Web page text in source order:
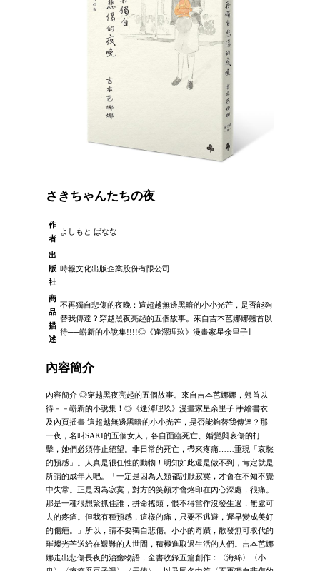
さきちゃんたちの夜
作
者
よしもと ばなな
出
版
社
時報文化出版企業股份有限公司
商
品
描
述
不再獨自悲傷的夜晚：這超越無邊黑暗的小小光芒，是否能夠
替我傳達？穿越黑夜亮起的五個故事。來自吉本芭娜娜翹首以
待──嶄新的小說集!!!!◎《逢澤理玖》漫畫家星余里子∣
內容簡介
內容簡介 ◎穿越黑夜亮起的五個故事。來自吉本芭娜娜，翹首以
待－－嶄新的小說集！◎《逢澤理玖》漫畫家星余里子∣手繪書衣
及內頁插畫 這超越無邊黑暗的小小光芒，是否能夠替我傳達？那
一夜，名叫SAKI的五個女人，各自面臨死亡、婚變與哀傷的打
擊，她們必須停止絕望。非日常的死亡，帶來疼痛……重現「哀愁
的預感」。人真是很任性的動物！明知如此還是做不到，肯定就是
所謂的成年人吧。「一定是因為人類都討厭寂寞，才會在不知不覺
中失常。正是因為寂寞，對方的笑顏才會烙印在內心深處，很痛。
那是一種很想緊抓住誰，拼命搖頭，恨不得當作沒發生過，無處可
去的疼痛。但我有種預感，這樣的痛，只要不逃避，遲早變成美好
的傷疤。」所以，請不要獨自悲傷。小小的奇蹟，散發無可取代的
璀燦光芒送給在艱難的人世間，積極進取過生活的人們。吉本芭娜
娜走出悲傷長夜的治癒物語，全書收錄五篇創作：〈海綿〉〈小